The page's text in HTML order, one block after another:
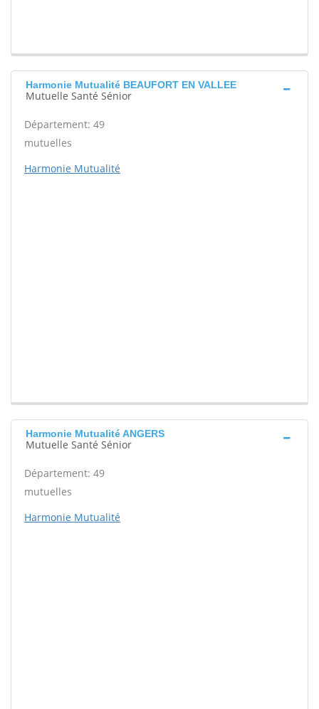
Harmonie Mutualité BEAUFORT EN VALLEE
Mutuelle Santé Sénior
Département: 49
mutuelles
Harmonie Mutualité
Harmonie Mutualité ANGERS
Mutuelle Santé Sénior
Département: 49
mutuelles
Harmonie Mutualité